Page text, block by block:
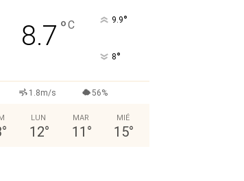
8.7 °C 9.9°
8°
1.8m/s 56%
°
LUN
12°
MAR
11 °
MIÉ
15°